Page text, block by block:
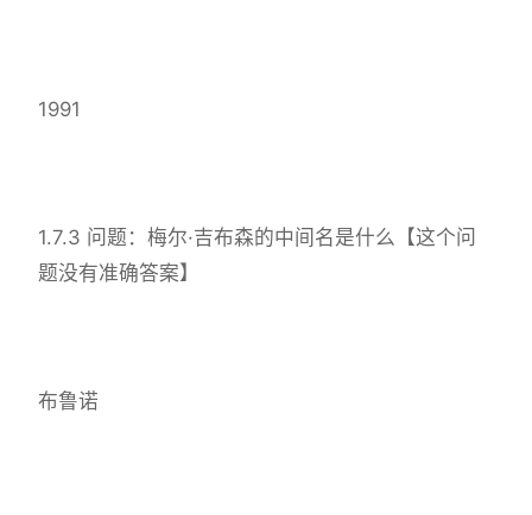
1991
1.7.3 问题：梅尔·吉布森的中间名是什么【这个问
题没有准确答案】
布鲁诺